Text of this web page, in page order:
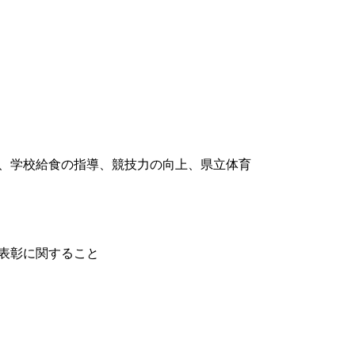
学校給食の指導、競技力の向上、県立体育
彰に関すること